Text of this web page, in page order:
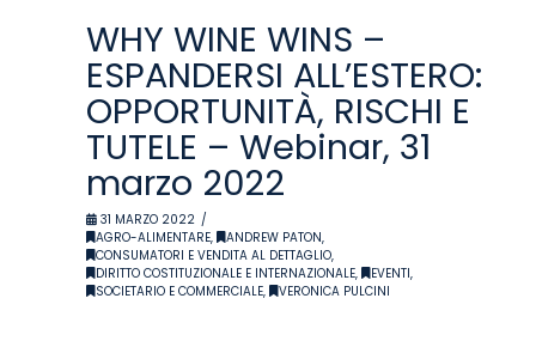
WHY WINE WINS –
ESPANDERSI ALL’ESTERO:
OPPORTUNITÀ, RISCHI E
TUTELE – Webinar, 31
marzo 2022
31 MARZO 2022
AGRO-ALIMENTARE, ANDREW PATON,
CONSUMATORI E VENDITA AL DETTAGLIO,
DIRITTO COSTITUZIONALE E INTERNAZIONALE, EVENTI,
SOCIETARIO E COMMERCIALE, VERONICA PULCINI